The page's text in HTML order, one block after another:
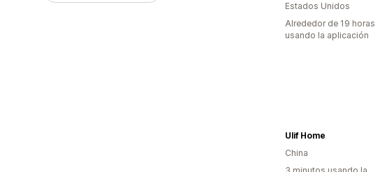
Estados Unidos
Alrededor de 19 horas
usando la aplicación
Ulif Home
China